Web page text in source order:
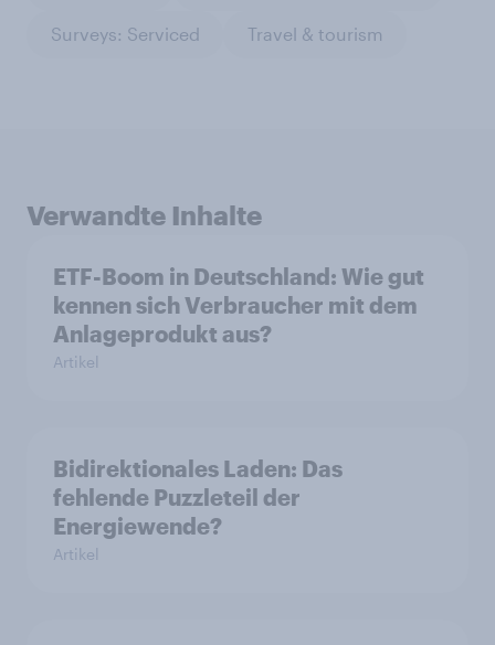
Surveys: Serviced Travel & tourism
Verwandte Inhalte
ETF-Boom in Deutschland: Wie gut
kennen sich Verbraucher mit dem
Anlageprodukt aus?
Artikel
Bidirektionales Laden: Das
fehlende Puzzleteil der
Energiewende?
Artikel